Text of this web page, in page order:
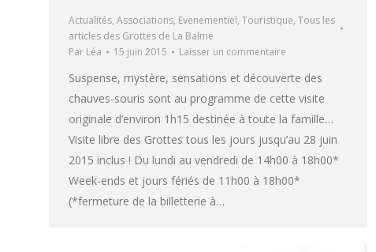
Actualités, Associations, Evenementiel, Touristique, Tous les
articles des Grottes de La Balme
Par Léa 15 juin 2015 Laisser un commentaire
Suspense, mystère, sensations et découverte des
chauves-souris sont au programme de cette visite
originale d’environ 1h15 destinée à toute la famille…
Visite libre des Grottes tous les jours jusqu’au 28 juin
2015 inclus ! Du lundi au vendredi de 14h00 à 18h00*
Week-ends et jours fériés de 11h00 à 18h00*
(*fermeture de la billetterie à…